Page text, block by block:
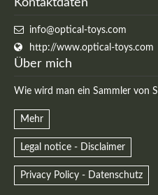
Kontaktdaten
info@optical-toys.com
http://www.optical-toys.com
Über mich
Wie wird man ein Sammler von
Mehr
Legal notice - Disclaimer
Privacy Policy - Datenschutz